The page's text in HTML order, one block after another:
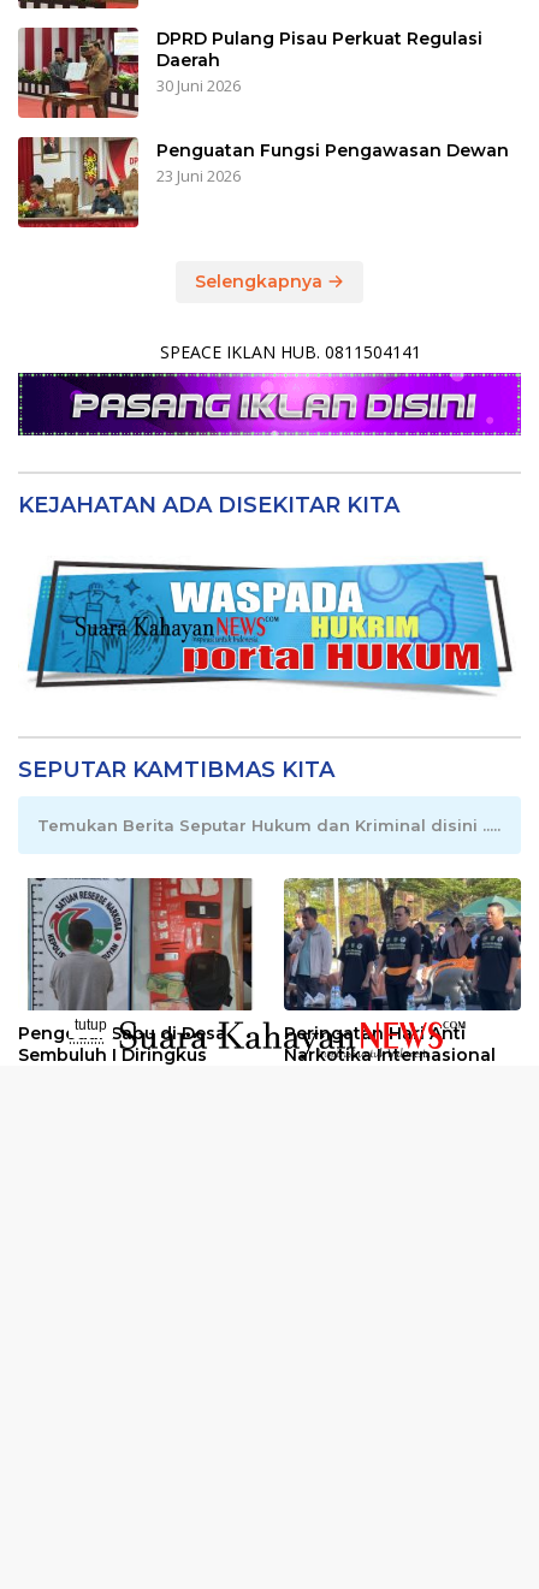
DPRD Pulang Pisau Perkuat Regulasi
Daerah
30 Juni 2026
Penguatan Fungsi Pengawasan Dewan
23 Juni 2026
Selengkapnya
SPEACE IKLAN HUB. 0811504141
KEJAHATAN ADA DISEKITAR KITA
SEPUTAR KAMTIBMAS KITA
Temukan Berita Seputar Hukum dan Kriminal disini .....
Pengedar Sabu di Desa
Sembuluh I Diringkus
Peringatan Hari Anti
Narkotika Internasional
tutup
..........